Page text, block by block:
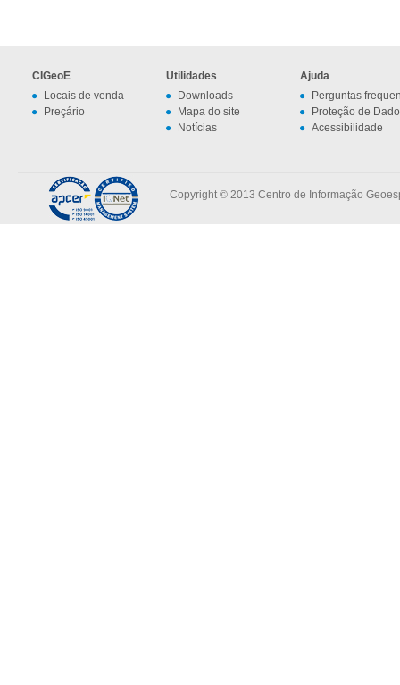
CIGeoE
Locais de venda
Preçário
Utilidades
Downloads
Mapa do site
Notícias
Ajuda
Perguntas
Proteção de
Acessibilidade
Copyright © 2013 Centro de Informação